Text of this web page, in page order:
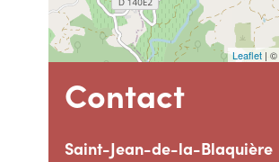
Leaflet | ©
Contact
Saint-Jean-de-la-Blaquière